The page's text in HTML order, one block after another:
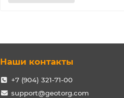
Наши контакты
+7 (904) 321-71-00
support@geotorg.com